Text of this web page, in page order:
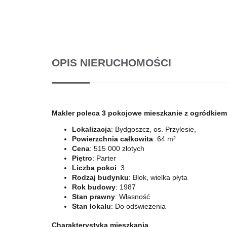
OPIS NIERUCHOMOŚCI
Makler poleca 3 pokojowe mieszkanie z
Lokalizacja: Bydgoszcz, os. Przylesie,
Powierzchnia całkowita: 64 m²
Cena: 515 000 złotych
Piętro: Parter
Liczba pokoi: 3
Rodzaj budynku: Blok, wielka płyta
Rok budowy: 1987
Stan prawny: Własność
Stan lokalu: Do odświeżenia
Charakterystyka mieszkania